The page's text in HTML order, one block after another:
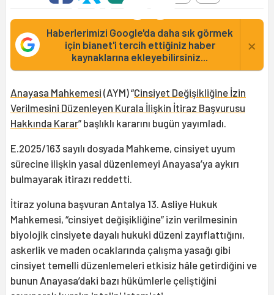
Haberlerimizi Google'da daha sık görmek
için bianet'i tercih ettiğiniz haber
kaynaklarına ekleyebilirsiniz...
×
Anayasa Mahkemesi (AYM) “Cinsiyet Değişikliğine İzin
Verilmesini Düzenleyen Kurala İlişkin İtiraz Başvurusu
Hakkında Karar” başlıklı kararını bugün yayımladı.
E.2025/163 sayılı dosyada Mahkeme, cinsiyet uyum
sürecine ilişkin yasal düzenlemeyi Anayasa’ya aykırı
bulmayarak itirazı reddetti.
İtiraz yoluna başvuran Antalya 13. Asliye Hukuk
Mahkemesi, “cinsiyet değişikliğine” izin verilmesinin
biyolojik cinsiyete dayalı hukuki düzeni zayıflattığını,
askerlik ve maden ocaklarında çalışma yasağı gibi
cinsiyet temelli düzenlemeleri etkisiz hâle getirdiğini ve
bunun Anayasa’daki bazı hükümlerle çeliştiğini